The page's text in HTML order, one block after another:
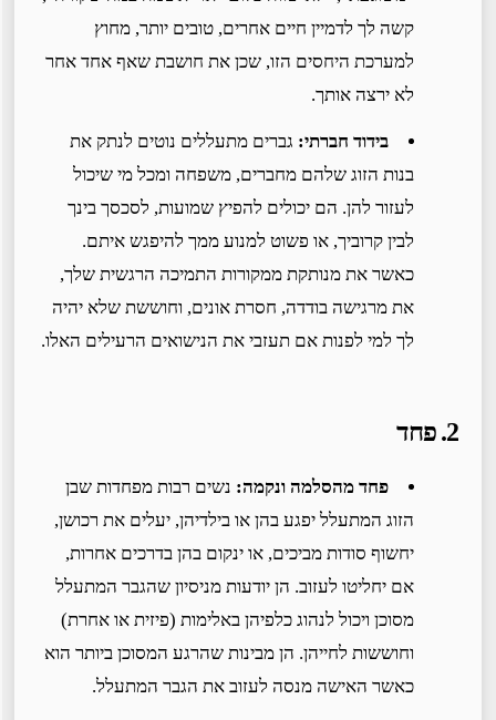
קשה לך לדמיין חיים אחרים, טובים יותר, מחוץ
למערכת היחסים הזו, שכן את חושבת שאף אחד אחר
לא ירצה אותך.
בידוד חברתי:גברים מתעללים נוטים לנתק את
בנות הזוג שלהם מחברים, משפחה ומכל מי שיכול
לעזור להן. הם יכולים להפיץ שמועות, לסכסך בינך
לבין קרוביך, או פשוט למנוע ממך להיפגש איתם.
כאשר את מנותקת ממקורות התמיכה הרגשית שלך,
את מרגישה בודדה, חסרת אונים, וחוששת שלא יהיה
לך למי לפנות אם תעזבי את הנישואים הרעילים האלו.
2. פחד
פחד מהסלמה ונקמה:נשים רבות מפחדות שבן
הזוג המתעלל יפגע בהן או בילדיהן, יעלים את רכושן,
יחשוף סודות מביכים, או ינקום בהן בדרכים אחרות,
אם יחליטו לעזוב. הן יודעות מניסיון שהגבר המתעלל
מסוכן ויכול לנהוג כלפיהן באלימות (פיזית או אחרת)
וחוששות לחייהן. הן מבינות שהרגע המסוכן ביותר הוא
כאשר האישה מנסה לעזוב את הגבר המתעלל.